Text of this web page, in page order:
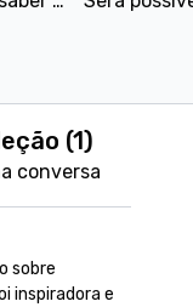
(1)
conversa
sobre
inspiradora e